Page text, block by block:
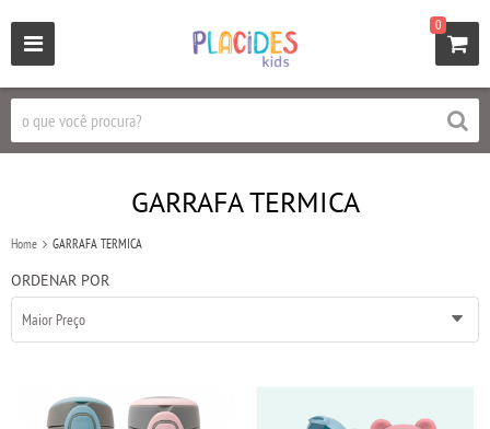
0
GARRAFA TERMICA
Home GARRAFA TERMICA
ORDENAR POR
Maior Preço